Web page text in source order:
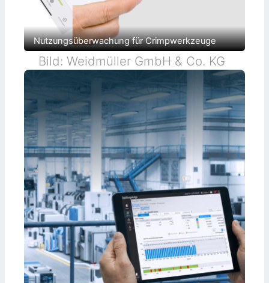
Nutzungsüberwachung für Crimpwerkzeuge
Bild: Weidmüller GmbH & Co. KG